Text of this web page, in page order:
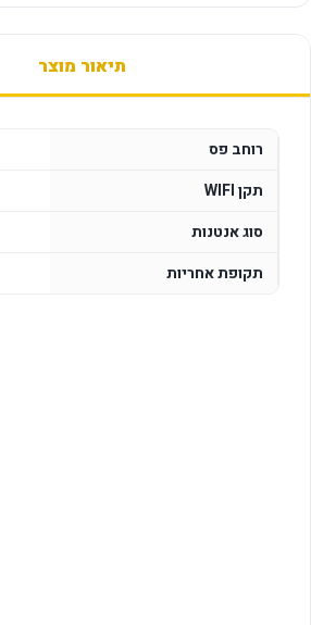
תיאור מוצר
רוחב פס
תקן WIFI
סוג אנטנות
תקופת אחריות